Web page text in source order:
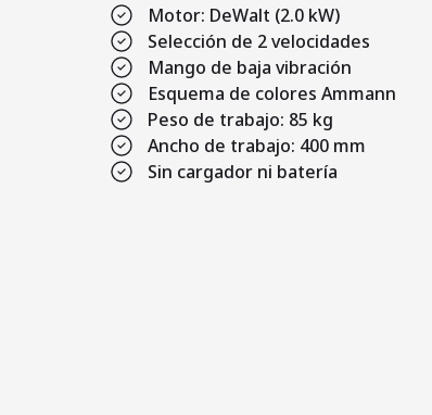
Motor: DeWalt (2.0 kW)
Selección de 2 velocidades
Mango de baja vibración
Esquema de colores Ammann
Peso de trabajo: 85 kg
Ancho de trabajo: 400 mm
Sin cargador ni batería